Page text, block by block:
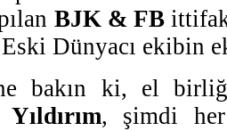
BJK & FB
Dünyacı ekibin
bakın ki, el
, şimdi